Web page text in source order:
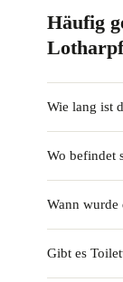
Häufig
Wie lang ist
Wo befindet
Wann wurde
Gibt es